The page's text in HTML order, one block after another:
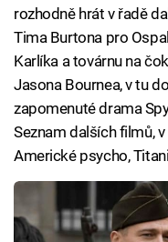
rozhodně hrát v řadě
Tima Burtona pro
Karlíka a továrnu na
Jasona Bournea, v tu
zapomenuté drama
Seznam dalších filmů,
Americké psycho,